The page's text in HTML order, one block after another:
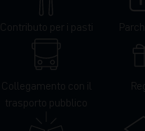
Contributo per i pasti
Collegamento con il
trasporto pubblico